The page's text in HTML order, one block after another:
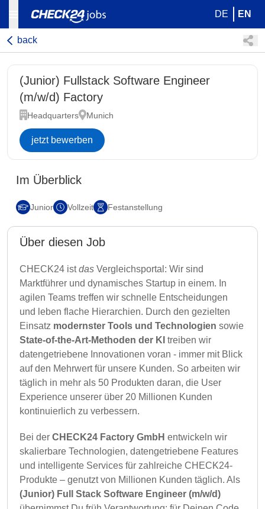
DE EN
back
(Junior) Fullstack Software Engineer
(m/w/d) Factory
Headquarters Munich
jetzt bewerben
Im Überblick
Junior Vollzeit Festanstellung
Über diesen Job
CHECK24 istdas Vergleichsportal: Wir sind
Marktführer und dynamisches Startup in einem. In
agilen Teams treffen wir schnelle Entscheidungen
und leben flache Hierarchien. Durch den gezielten
Einsatz modernster Tools und Technologien sowie
State-of-the-Art-Methoden der KI treiben wir
datengetriebene Innovationen voran - immer mit Blick
auf den Mehrwert für unsere Kunden. So arbeiten wir
täglich in mehr als 50 Produkten daran, die User
Experience unserer über 20 Millionen Kunden
kontinuierlich zu verbessern.
Bei der CHECK24 Factory GmbH entwickeln wir
skalierbare Technologien, datengetriebene Features
und intelligente Services für zahlreiche CHECK24-
Produkte – genutzt von Millionen Kunden täglich. Als
(Junior) Full Stack Software Engineer (m/w/d)